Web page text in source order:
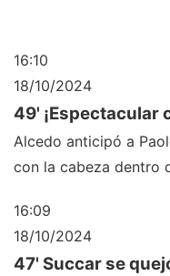
16:10
18/10/2024
49' ¡Espectacular
Alcedo anticipó a
con la cabeza dentro
16:09
18/10/2024
47' Succar se